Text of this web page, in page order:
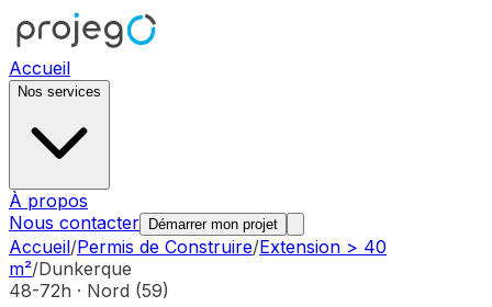
Accueil
Nos services
À propos
Nous contacter
Démarrer mon projet
Accueil/Permis de Construire/Extension > 40
m²/Dunkerque
48-72h · Nord (59)